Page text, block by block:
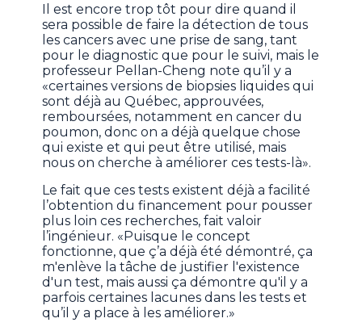
Il est encore trop tôt pour dire quand il
sera possible de faire la détection de tous
les cancers avec une prise de sang, tant
pour le diagnostic que pour le suivi, mais le
professeur Pellan-Cheng note qu’il y a
«certaines versions de biopsies liquides qui
sont déjà au Québec, approuvées,
remboursées, notamment en cancer du
poumon, donc on a déjà quelque chose
qui existe et qui peut être utilisé, mais
nous on cherche à améliorer ces tests-là».
Le fait que ces tests existent déjà a facilité
l’obtention du financement pour pousser
plus loin ces recherches, fait valoir
l’ingénieur. «Puisque le concept
fonctionne, que ç’a déjà été démontré, ça
m'enlève la tâche de justifier l'existence
d'un test, mais aussi ça démontre qu'il y a
parfois certaines lacunes dans les tests et
qu’il y a place à les améliorer.»